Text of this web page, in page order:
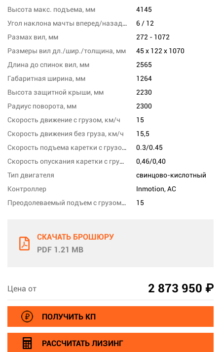
Высота макс. подъема, мм
4145
Угол наклона мачты вперед/назад, град
6 / 12
Размах вил, мм
272 - 1072
Размеры вил дл./шир./толщина, мм
45 x 122 x 1070
Длина до спинок вил, мм
2565
Габаритная ширина, мм
1264
Высота защитной крыши, мм
2230
Радиус поворота, мм
2300
Скорость движение с грузом, км/ч
15
Скорость движения без груза, км/ч
15,5
Скорость подъема каретки с грузом/без груза, м/с
0.3/0.45
Скорость опускания каретки с грузом/без груза,м/сек
0,46/0,40
Тип двигателя
свинцово-кислотный
Контроллер
Inmotion, AC
Преодолеваемый подъем с грузом/без груза,%
15
СКАЧАТЬ БРОШЮРУ
PDF 1.21 MB
Цена от 2 873 950 ₽
ПОЛУЧИТЬ КП
РАССЧИТАТЬ ЛИЗИНГ